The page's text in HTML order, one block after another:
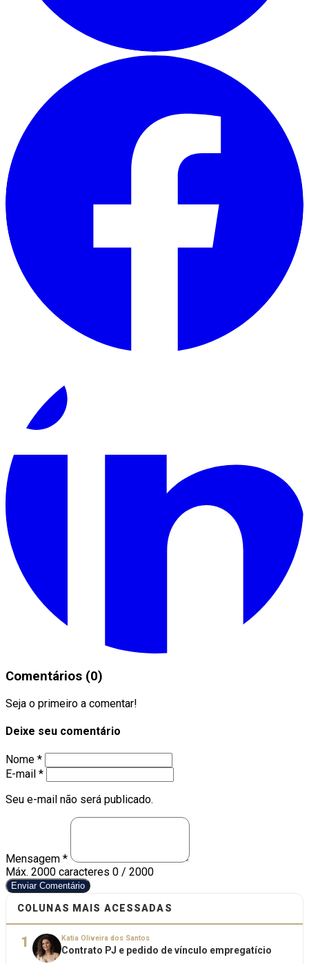
Comentários (0)
Seja o primeiro a comentar!
Deixe seu comentário
Nome *
E-mail *
Seu e-mail não será publicado.
Mensagem *
Máx. 2000 caracteres 0 / 2000
Enviar Comentário
COLUNAS MAIS ACESSADAS
1 Katia Oliveira dos Santos
Contrato PJ e pedido de vínculo empregatício